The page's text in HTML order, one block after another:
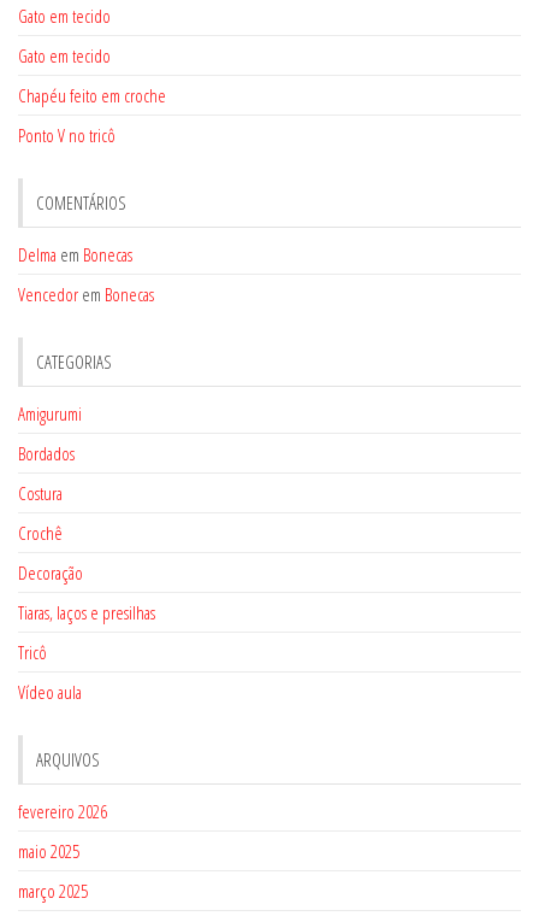
Gato em tecido
Gato em tecido
Chapéu feito em croche
Ponto V no tricô
COMENTÁRIOS
Delma em Bonecas
Vencedor em Bonecas
CATEGORIAS
Amigurumi
Bordados
Costura
Crochê
Decoração
Tiaras, laços e presilhas
Tricô
Vídeo aula
ARQUIVOS
fevereiro 2026
maio 2025
março 2025